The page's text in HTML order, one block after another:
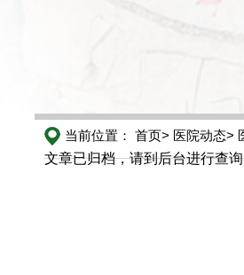
当前位置： 首页> 医院动态>
文章已归档，请到后台进行查